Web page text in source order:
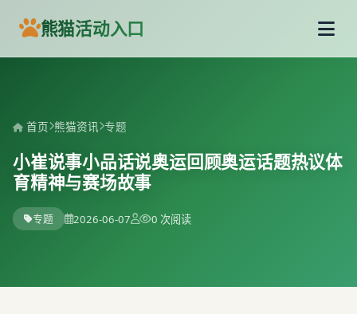
熊猫活动入口
首页 熊猫资讯 专题
小崔说事小品话说奥运回顾奥运话题热议体
育精神与赛场故事
专题 2026-06-07 0 次阅读